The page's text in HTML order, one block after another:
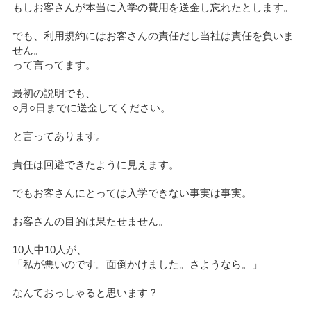
もしお客さんが本当に入学の費用を送金し忘れたとします。
でも、利用規約にはお客さんの責任だし当社は責任を負いま
せん。
って言ってます。
最初の説明でも、
○月○日までに送金してください。
と言ってあります。
責任は回避できたように見えます。
でもお客さんにとっては入学できない事実は事実。
お客さんの目的は果たせません。
10人中10人が、
「私が悪いのです。面倒かけました。さようなら。」
なんておっしゃると思います？